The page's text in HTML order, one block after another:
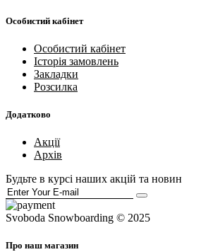
Особистий кабінет
Особистий кабінет
Історія замовлень
Закладки
Розсилка
Додатково
Акції
Архів
Будьте в курсі наших акцій та новин
Svoboda Snowboarding © 2025
Про наш магазин